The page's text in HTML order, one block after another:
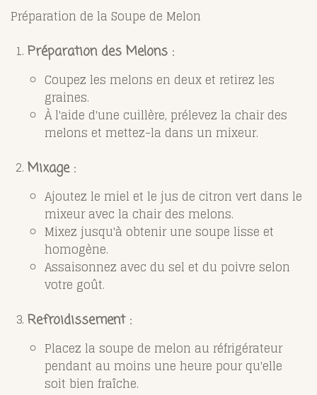
Préparation de la Soupe de Melon
Préparation des Melons :
Coupez les melons en deux et retirez les
graines.
À l'aide d'une cuillère, prélevez la chair des
melons et mettez-la dans un mixeur.
Mixage :
Ajoutez le miel et le jus de citron vert dans le
mixeur avec la chair des melons.
Mixez jusqu'à obtenir une soupe lisse et
homogène.
Assaisonnez avec du sel et du poivre selon
votre goût.
Refroidissement :
Placez la soupe de melon au réfrigérateur
pendant au moins une heure pour qu'elle
soit bien fraîche.